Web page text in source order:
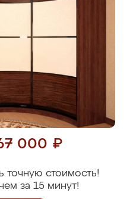
000 ₽
точную стоимость!
за 15 минут!